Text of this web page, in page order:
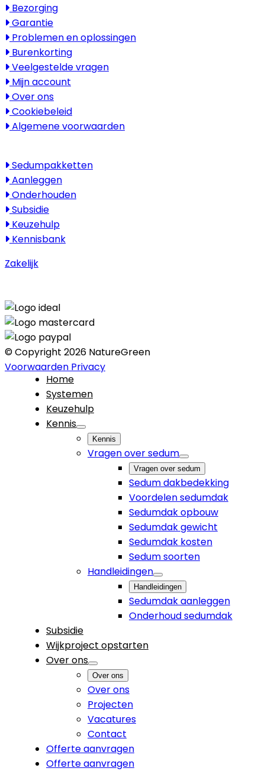
Bezorging
Garantie
Problemen en oplossingen
Burenkorting
Veelgestelde vragen
Mijn account
Over ons
Cookiebeleid
Algemene voorwaarden
Sedumpakketten
Aanleggen
Onderhouden
Subsidie
Keuzehulp
Kennisbank
Zakelijk
© Copyright 2026 NatureGreen
Voorwaarden Privacy
Home
Systemen
Keuzehulp
Kennis
Kennis
Vragen over sedum
Vragen over sedum
Sedum dakbedekking
Voordelen sedumdak
Sedumdak opbouw
Sedumdak gewicht
Sedumdak kosten
Sedum soorten
Handleidingen
Handleidingen
Sedumdak aanleggen
Onderhoud sedumdak
Subsidie
Wijkproject opstarten
Over ons
Over ons
Over ons
Projecten
Vacatures
Contact
Offerte aanvragen
Offerte aanvragen